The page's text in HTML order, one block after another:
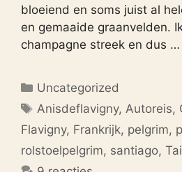
bloeiend en soms juist al
en gemaaide graanvelden.
champagne streek en dus …
Categorieën
Uncategorized
Tags
Anisdeflavigny, Autoreis,
Flavigny, Frankrijk, pelgrim,
rolstoelpelgrim, santiago,